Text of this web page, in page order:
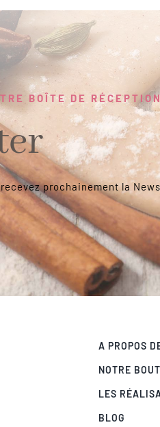
BOÎTE DE
prochainement la
A PROPOS
NOTRE
LES
BLOG